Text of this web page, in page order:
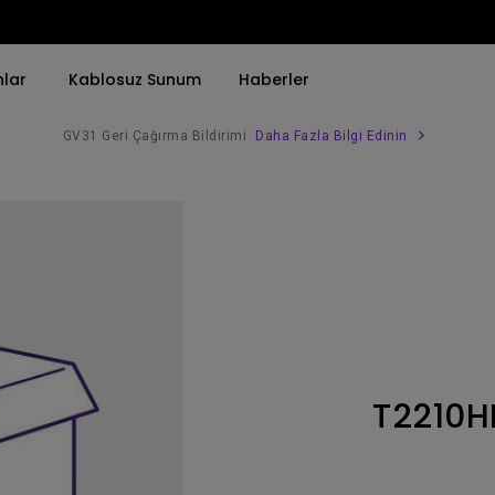
LED
Lazer
USB-C
Thunderbolt
Kablosuz Sunum Haberler
GV31 Geri Çağırma Bildirimi Daha Fazla Bilgi Edinin